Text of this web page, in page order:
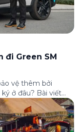
đi Green SM
vệ thêm bởi
ở đâu? Bài viết
gia (và hủy tham
Green SM, cùng